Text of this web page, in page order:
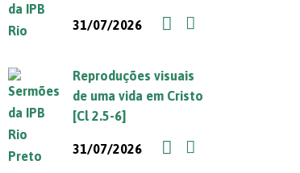
31/07/2026
Reproduções visuais
de uma vida em Cristo
[Cl 2.5-6]
31/07/2026